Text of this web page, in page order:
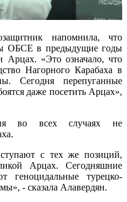
напомнила, что
ОБСЕ в предыдущие годы
Арцах. «Это означало, что
Нагорного Карабаха в
Сегодня перепуганные
даже посетить Арцах»,
во всех случаях не
с тех же позиций,
Арцах. Сегодняшние
геноцидальные турецко-
- сказала Алавердян.